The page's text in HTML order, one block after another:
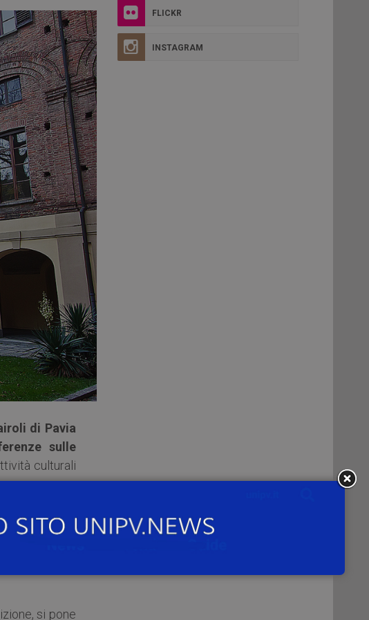
di Pavia
sulle
culturali
si pone
FLICKR
INSTAGRAM